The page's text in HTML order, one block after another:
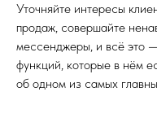
Уточняйте интересы
продаж, совершайте
мессенджеры, и всё это
функций, которые в нём
об одном из самых